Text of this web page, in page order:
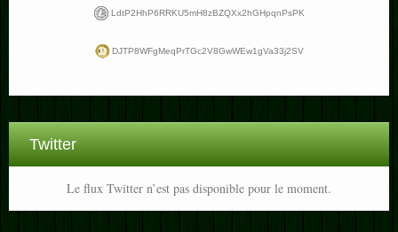
LdtP2HhP6RRKU5mH8zBZQXx2hGHpqnPsPK
DJTP8WFgMeqPrTGc2V8GwWEw1gVa33j2SV
Twitter
Le flux Twitter n’est pas disponible pour le moment.